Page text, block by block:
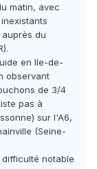
matin, avec
du
en Ile-de-
observant
de 3/4
pas à
sur l'A6,
(Seine-
notable